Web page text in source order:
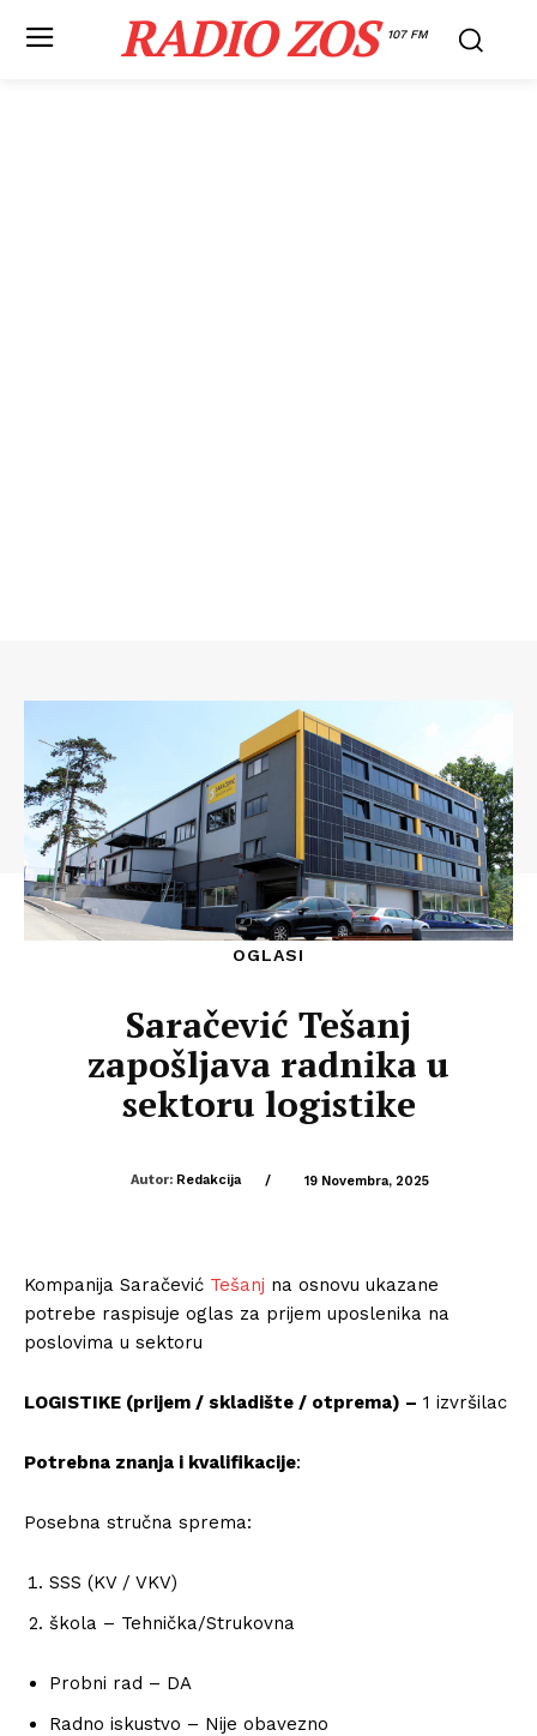
RADIO ZOS 107 FM
OGLASI
Saračević Tešanj
zapošljava radnika u
sektoru logistike
Autor: Redakcija / 19 Novembra, 2025
Kompanija Saračević Tešanj na osnovu ukazane
potrebe raspisuje oglas za prijem uposlenika na
poslovima u sektoru
LOGISTIKE (prijem / skladište / otprema) – 1 izvršilac
Potrebna znanja i kvalifikacije:
Posebna stručna sprema:
SSS (KV / VKV)
škola – Tehnička/Strukovna
Probni rad – DA
Radno iskustvo – Nije obavezno